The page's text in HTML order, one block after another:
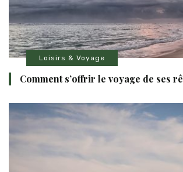
Loisirs & Voyage
Comment s’offrir le voyage de ses